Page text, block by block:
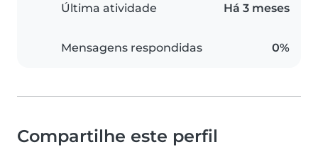
Última atividade Há 3 meses
Mensagens respondidas 0%
Compartilhe este perfil